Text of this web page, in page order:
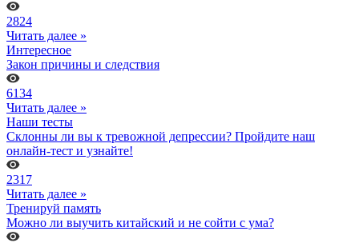
2824
Читать далее »
Интересное
Закон причины и следствия
6134
Читать далее »
Наши тесты
Склонны ли вы к тревожной депрессии? Пройдите наш
онлайн-тест и узнайте!
2317
Читать далее »
Тренируй память
Можно ли выучить китайский и не сойти с ума?